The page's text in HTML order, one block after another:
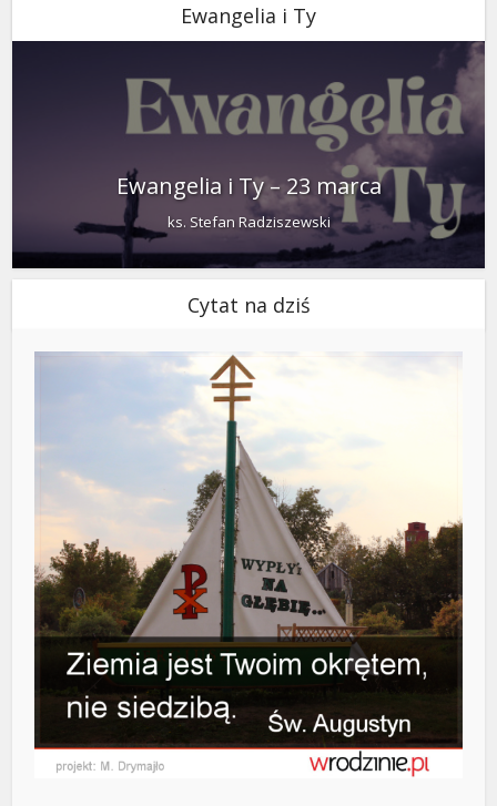
Ewangelia i Ty
Ewangelia i Ty – 23 marca
ks. Stefan Radziszewski
Cytat na dziś